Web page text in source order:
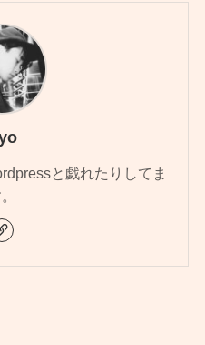
と戯れたりしてま